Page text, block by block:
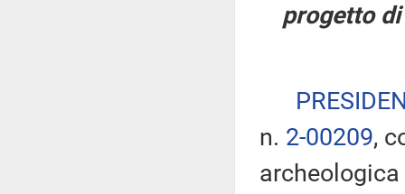
progetto
n. 2-00209,